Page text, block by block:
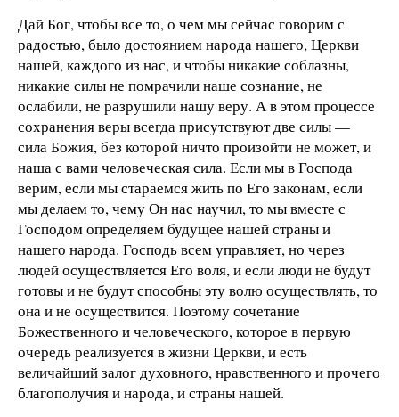
Дай Бог, чтобы все то, о чем мы сейчас говорим с
радостью, было достоянием народа нашего, Церкви
нашей, каждого из нас, и чтобы никакие соблазны,
никакие силы не помрачили наше сознание, не
ослабили, не разрушили нашу веру. А в этом процессе
сохранения веры всегда присутствуют две силы —
сила Божия, без которой ничто произойти не может, и
наша с вами человеческая сила. Если мы в Господа
верим, если мы стараемся жить по Его законам, если
мы делаем то, чему Он нас научил, то мы вместе с
Господом определяем будущее нашей страны и
нашего народа. Господь всем управляет, но через
людей осуществляется Его воля, и если люди не будут
готовы и не будут способны эту волю осуществлять, то
она и не осуществится. Поэтому сочетание
Божественного и человеческого, которое в первую
очередь реализуется в жизни Церкви, и есть
величайший залог духовного, нравственного и прочего
благополучия и народа, и страны нашей.